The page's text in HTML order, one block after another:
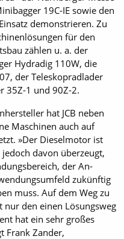
19C-IE sowie den
demonstrieren. Zu
für den
zählen u. a. der
Hydradig 110W, die
der Teleskopradlader
35Z-1 und 90Z-2.
hat JCB neben
Maschinen auch auf
»Der Dieselmotor ist
davon überzeugt,
der An­
zukünftig
muss. Auf dem Weg zu
nur den einen Lösungsweg
hat ein sehr großes
Frank Zander,